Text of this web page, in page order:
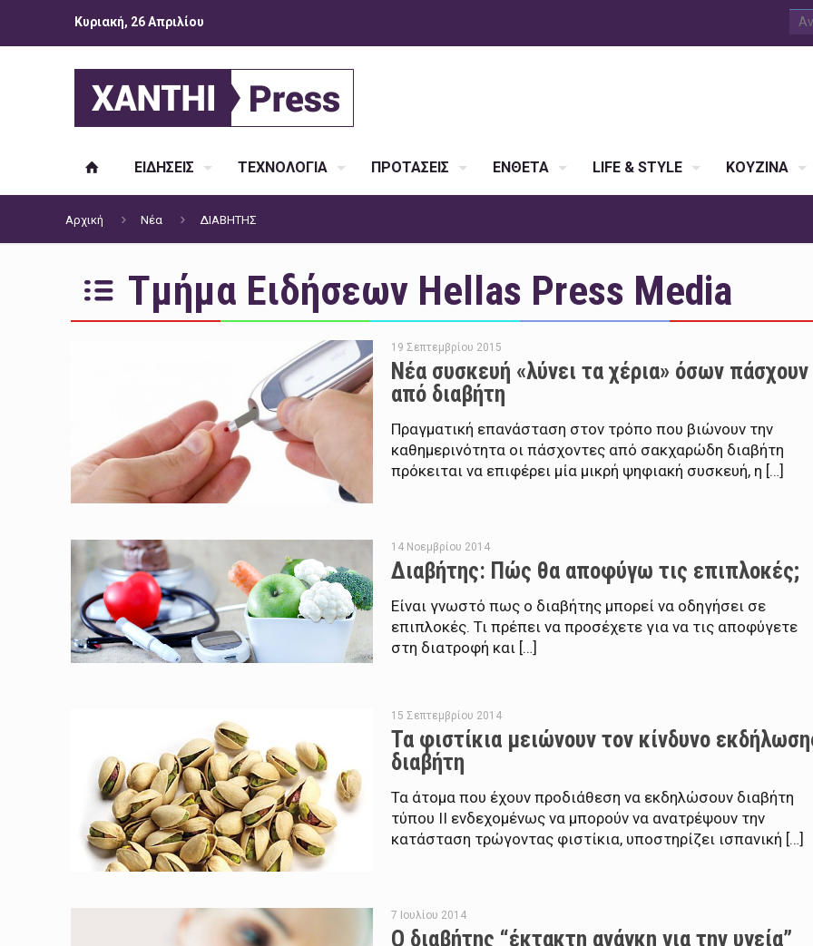
Κυριακή, 26 Απριλίου
ΕΙΔΗΣΕΙΣ ΤΕΧΝΟΛΟΓΙΑ ΠΡΟΤΑΣΕΙΣ ΕΝΘΕΤΑ LIFE & STYLE ΚΟΥΖΙΝΑ
Αρχική Νέα ΔΙΑΒΗΤΗΣ
Τμήμα Ειδήσεων Hellas Press Media
19 Σεπτεμβρίου 2015
Νέα συσκευή «λύνει τα χέρια» όσων πάσχουν
από διαβήτη
Πραγματική επανάσταση στον τρόπο που βιώνουν την
καθημερινότητα οι πάσχοντες από σακχαρώδη διαβήτη
πρόκειται να επιφέρει μία μικρή ψηφιακή συσκευή, η […]
14 Νοεμβρίου 2014
Διαβήτης: Πώς θα αποφύγω τις επιπλοκές;
Είναι γνωστό πως ο διαβήτης μπορεί να οδηγήσει σε
επιπλοκές. Τι πρέπει να προσέχετε για να τις αποφύγετε
στη διατροφή και […]
15 Σεπτεμβρίου 2014
Τα φιστίκια μειώνουν τον κίνδυνο
διαβήτη
Τα άτομα που έχουν προδιάθεση να εκδηλώσουν διαβήτη
τύπου ΙΙ ενδεχομένως να μπορούν να ανατρέψουν την
κατάσταση τρώγοντας φιστίκια, υποστηρίζει ισπανική […]
7 Ιουλίου 2014
Ο διαβήτης “έκτακτη ανάγκη για την υγεία”